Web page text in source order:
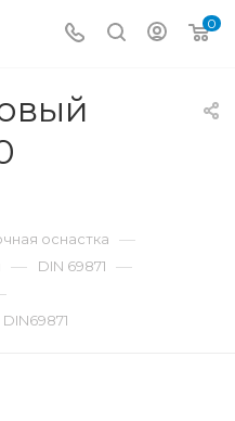
0
оснастка —
— DIN 69871 —